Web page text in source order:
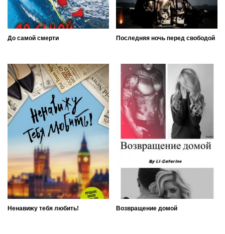
До самой смерти Последняя ночь перед свободой
Ненавижу тебя любить! Возвращение домой